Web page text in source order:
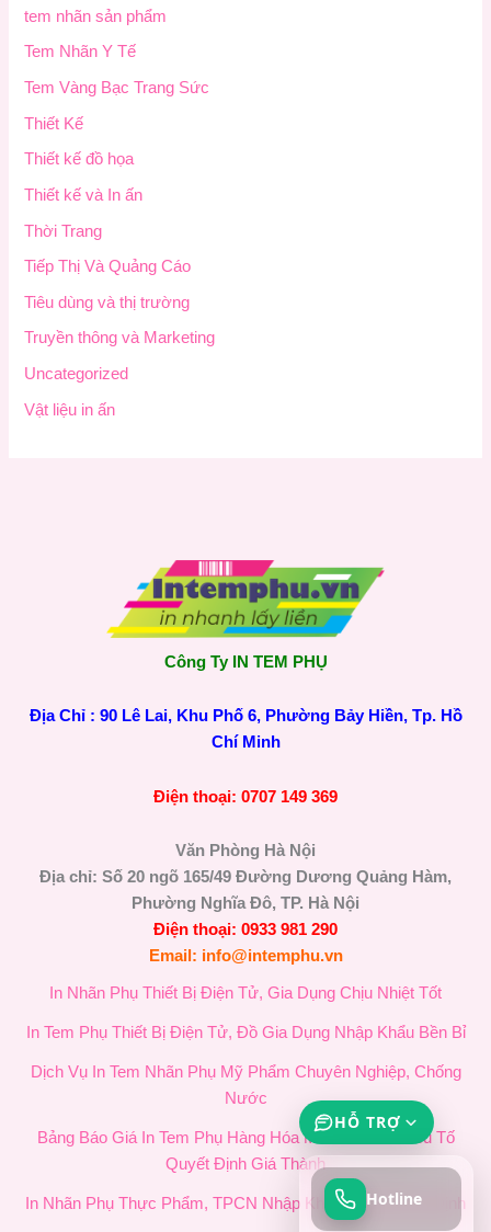
tem nhãn sản phẩm
Tem Nhãn Y Tế
Tem Vàng Bạc Trang Sức
Thiết Kế
Thiết kế đồ họa
Thiết kế và In ấn
Thời Trang
Tiếp Thị Và Quảng Cáo
Tiêu dùng và thị trường
Truyền thông và Marketing
Uncategorized
Vật liệu in ấn
Công Ty IN TEM PHỤ
Địa Chỉ : 90 Lê Lai, Khu Phố 6, Phường Bảy Hiền, Tp. Hồ
Chí Minh
Điện thoại: 0707 149 369
Văn Phòng Hà Nội
Địa chỉ: Số 20 ngõ 165/49 Đường Dương Quảng Hàm,
Phường Nghĩa Đô, TP. Hà Nội
Điện thoại: 0933 981 290
Email: info@intemphu.vn
In Nhãn Phụ Thiết Bị Điện Tử, Gia Dụng Chịu Nhiệt Tốt
In Tem Phụ Thiết Bị Điện Tử, Đồ Gia Dụng Nhập Khẩu Bền Bỉ
Dịch Vụ In Tem Nhãn Phụ Mỹ Phẩm Chuyên Nghiệp, Chống
Nước
Bảng Báo Giá In Tem Phụ Hàng Hóa Mới Nhất & 4 Yếu Tố
Quyết Định Giá Thành
In Nhãn Phụ Thực Phẩm, TPCN Nhập Khẩu Chuẩn Quy Định
HỖ TRỢ
Hotline